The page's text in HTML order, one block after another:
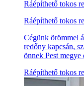
Ráépíthető tokos
Ráépíthető tokos
Cégünk örömmel
redőny kapcsán,
önnek Pest megye
Ráépíthető tokos